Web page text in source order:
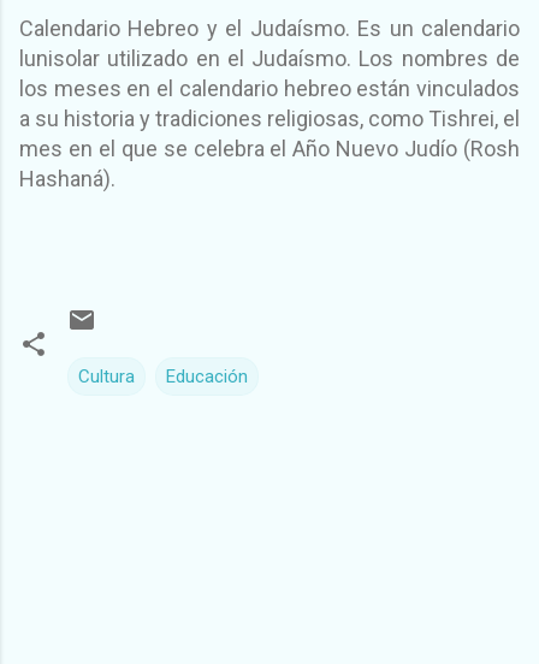
Calendario Hebreo y el Judaísmo. Es un calendario
lunisolar utilizado en el Judaísmo. Los nombres de
los meses en el calendario hebreo están vinculados
a su historia y tradiciones religiosas, como Tishrei, el
mes en el que se celebra el Año Nuevo Judío (Rosh
Hashaná).
Cultura Educación